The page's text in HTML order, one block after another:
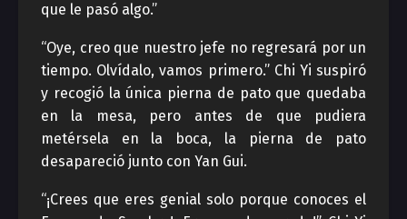
que le pasó algo.”
“Oye, creo que nuestro jefe no regresará por un
tiempo. Olvídalo, vamos primero.” Chi Yi suspiró
y recogió la única pierna de pato que quedaba
en la mesa, pero antes de que pudiera
metérsela en la boca, la pierna de pato
desapareció junto con Yan Gui.
“¡Crees que eres genial solo porque conoces el